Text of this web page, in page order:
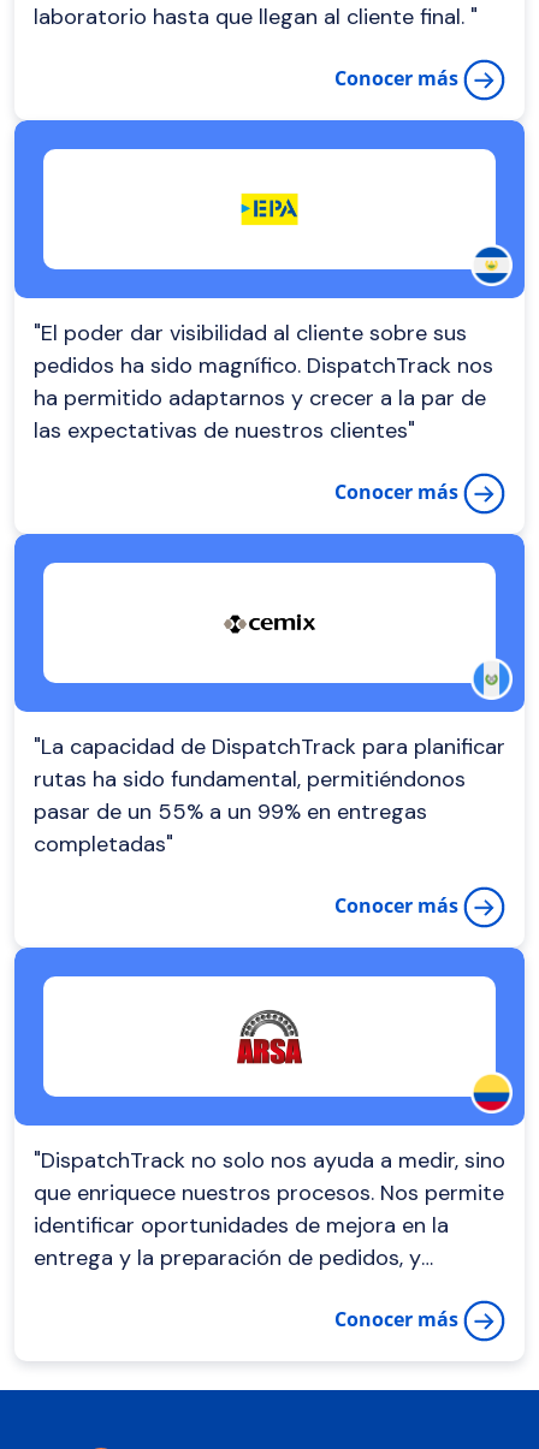
laboratorio hasta que llegan al cliente final. "
Conocer más
"El poder dar visibilidad al cliente sobre sus
pedidos ha sido magnífico. DispatchTrack nos
ha permitido adaptarnos y crecer a la par de
las expectativas de nuestros clientes"
Conocer más
"La capacidad de DispatchTrack para planificar
rutas ha sido fundamental, permitiéndonos
pasar de un 55% a un 99% en entregas
completadas"
Conocer más
"DispatchTrack no solo nos ayuda a medir, sino
que enriquece nuestros procesos. Nos permite
identificar oportunidades de mejora en la
entrega y la preparación de pedidos, y
Conocer más